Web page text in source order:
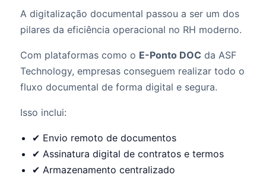
A digitalização documental passou a ser um dos
pilares da eficiência operacional no RH moderno.
Com plataformas como o E-Ponto DOC da ASF
Technology, empresas conseguem realizar todo o
fluxo documental de forma digital e segura.
Isso inclui:
✔ Envio remoto de documentos
✔ Assinatura digital de contratos e termos
✔ Armazenamento centralizado